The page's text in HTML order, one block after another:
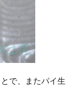
で、またパイ生